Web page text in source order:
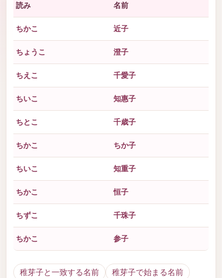
読み 名前
ちかこ 近子
ちょうこ 澄子
ちえこ 千愛子
ちいこ 知惠子
ちとこ 千歳子
ちかこ ちか子
ちいこ 知重子
ちかこ 恒子
ちずこ 千珠子
ちかこ 参子
稚芽子と一致する名前
稚芽子で始まる名前